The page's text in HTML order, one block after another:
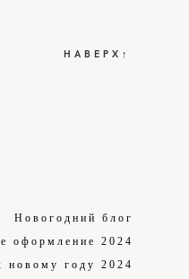
НАВЕРХ↑
Новогодний блог
оформление 2024
новому году 2024